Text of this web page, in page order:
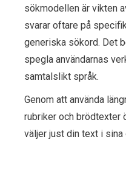
sökmodellen är vikten
svarar oftare på
generiska sökord. Det
spegla användarnas
samtalslikt språk.
Genom att använda
rubriker och brödtexter
väljer just din text i sina